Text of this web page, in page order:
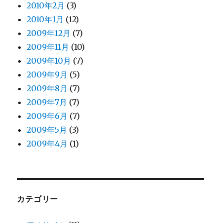
2010年2月 (3)
2010年1月 (12)
2009年12月 (7)
2009年11月 (10)
2009年10月 (7)
2009年9月 (5)
2009年8月 (7)
2009年7月 (7)
2009年6月 (7)
2009年5月 (3)
2009年4月 (1)
カテゴリー